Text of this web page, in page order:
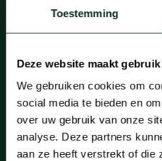
Toestemming
Deze website maakt
We gebruiken cookies om
social media te bieden en
over uw gebruik van onze
analyse. Deze partners
aan ze heeft verstrekt of die
Onze winkels
Heemstede
Hillegom
Leiderdorp
Lisse